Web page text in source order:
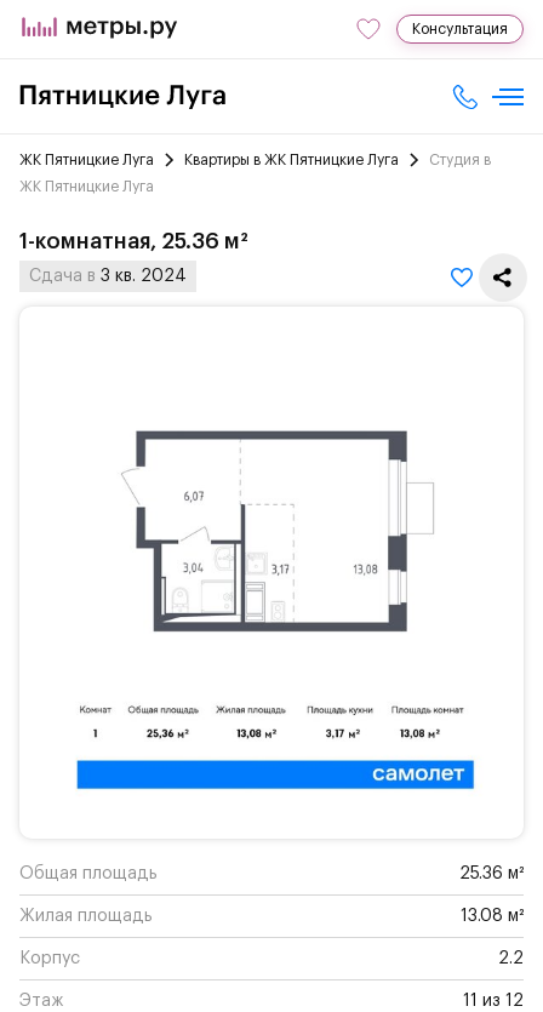
Консультация
ЖК Пятницкие Луга Квартиры в ЖК Пятницкие Луга
Студия в
ЖК Пятницкие Луга
1-комнатная, 25.36 м²
Сдача в 3 кв. 2024
Общая площадь 25.36 м²
Жилая площадь 13.08 м²
Корпус 2.2
Этаж 11 из 12